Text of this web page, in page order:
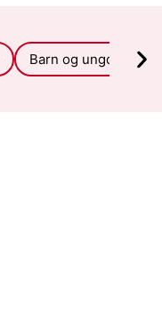
Barn og ungdom